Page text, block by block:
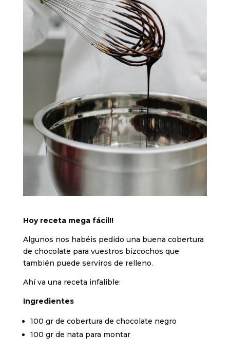
Hoy receta mega fácil!!
Algunos nos habéis pedido una buena cobertura
de chocolate para vuestros bizcochos que
también puede serviros de relleno.
Ahí va una receta infalible:
Ingredientes
100 gr de cobertura de chocolate negro
100 gr de nata para montar